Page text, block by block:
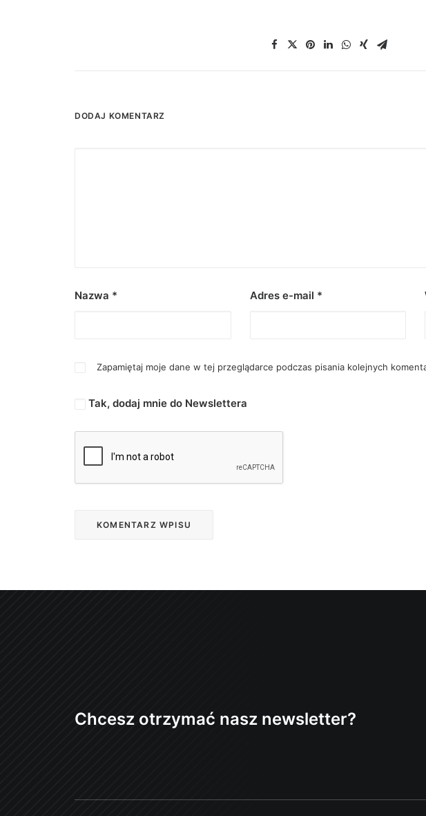
DODAJ KOMENTARZ
Nazwa * Adres e-mail *
Zapamiętaj moje dane w tej przeglądarce podczas pisania kolejnych
Tak, dodaj mnie do Newslettera
Chcesz otrzymać nasz newsletter?